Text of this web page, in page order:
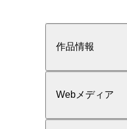
作品情報
Webメディア